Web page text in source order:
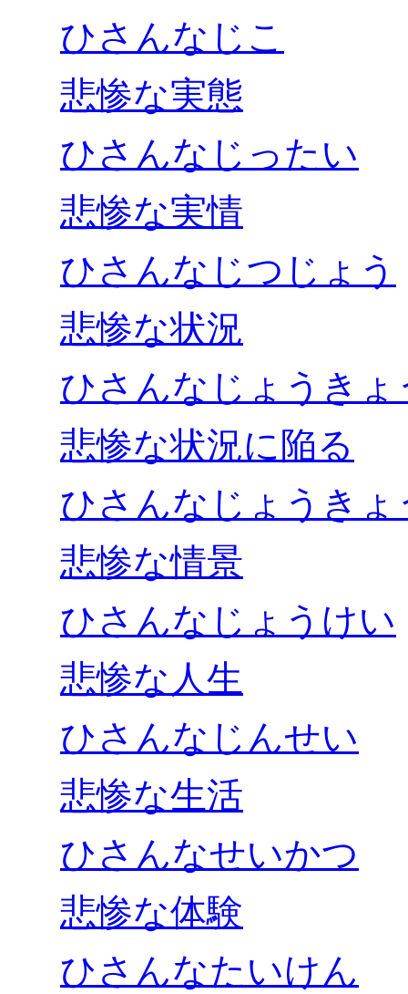
ひさんなじこ
悲惨な実態
ひさんなじったい
悲惨な実情
ひさんなじつじょう
悲惨な状況
ひさんなじょうきょ
悲惨な状況に陥る
ひさんなじょうき
悲惨な情景
ひさんなじょうけい
悲惨な人生
ひさんなじんせい
悲惨な生活
ひさんなせいかつ
悲惨な体験
ひさんなたいけん